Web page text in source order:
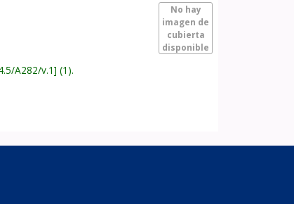
No hay
imagen de
cubierta
disponible
A282/v.1 (1).